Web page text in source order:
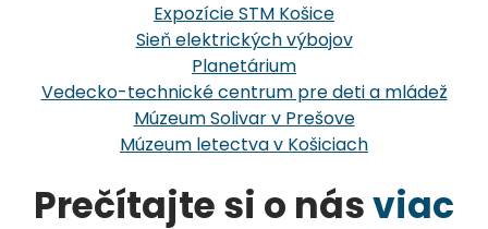
Expozície STM Košice
Sieň elektrických výbojov
Planetárium
Vedecko-technické centrum pre deti a mládež
Múzeum Solivar v Prešove
Múzeum letectva v Košiciach
Prečítajte si o násviac